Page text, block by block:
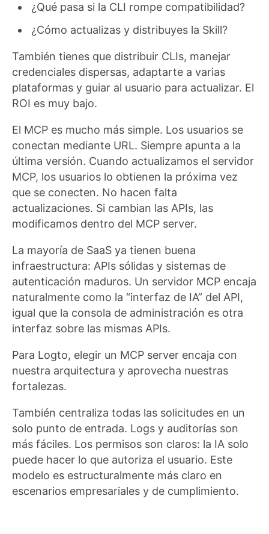
¿Qué pasa si la CLI rompe compatibilidad?
¿Cómo actualizas y distribuyes la Skill?
También tienes que distribuir CLIs, manejar
credenciales dispersas, adaptarte a varias
plataformas y guiar al usuario para actualizar. El
ROI es muy bajo.
El MCP es mucho más simple. Los usuarios se
conectan mediante URL. Siempre apunta a la
última versión. Cuando actualizamos el servidor
MCP, los usuarios lo obtienen la próxima vez
que se conecten. No hacen falta
actualizaciones. Si cambian las APIs, las
modificamos dentro del MCP server.
La mayoría de SaaS ya tienen buena
infraestructura: APIs sólidas y sistemas de
autenticación maduros. Un servidor MCP encaja
naturalmente como la “interfaz de IA” del API,
igual que la consola de administración es otra
interfaz sobre las mismas APIs.
Para Logto, elegir un MCP server encaja con
nuestra arquitectura y aprovecha nuestras
fortalezas.
También centraliza todas las solicitudes en un
solo punto de entrada. Logs y auditorías son
más fáciles. Los permisos son claros: la IA solo
puede hacer lo que autoriza el usuario. Este
modelo es estructuralmente más claro en
escenarios empresariales y de cumplimiento.